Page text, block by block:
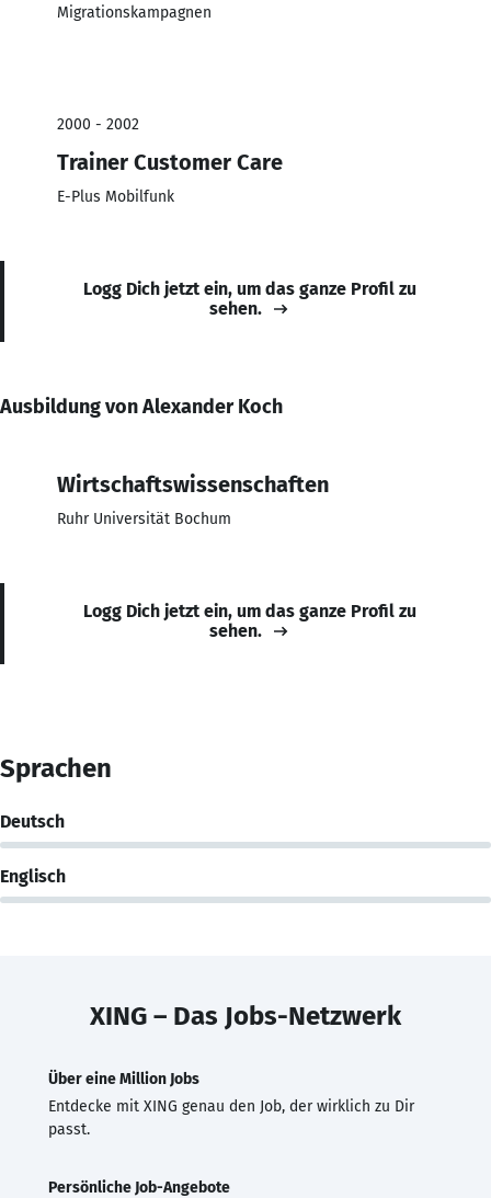
Migrationskampagnen
2000 - 2002
Trainer Customer Care
E-Plus Mobilfunk
Logg Dich jetzt ein, um das ganze Profil zu
sehen.
Ausbildung von Alexander Koch
Wirtschaftswissenschaften
Ruhr Universität Bochum
Logg Dich jetzt ein, um das ganze Profil zu
sehen.
Sprachen
Deutsch
Englisch
XING – Das Jobs-Netzwerk
Über eine Million Jobs
Entdecke mit XING genau den Job, der wirklich zu Dir
passt.
Persönliche Job-Angebote